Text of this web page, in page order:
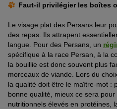
Faut-il privilégier les boîtes
Le visage plat des Persans leur
des repas. Ils attrapent
langue. Pour des Persans, un
spécifique à la race Persan, à la
la bouillie est donc souvent plus
morceaux de viande. Lors du
la qualité doit être le maître-mot :
bonne qualité, mieux ce sera
nutritionnels élevés en protéines,